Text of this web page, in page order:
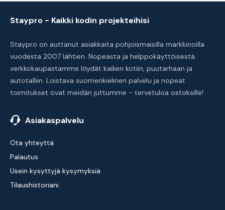
Staypro - Kaikki kodin projekteihisi
Staypro on auttanut asiakkaita pohjoismaisilla markkinoilla
vuodesta 2007 lähtien. Nopeasta ja helppokäyttöisestä
verkkokaupastamme löydät kaiken kotiin, puutarhaan ja
autotalliin. Loistava suomenkielinen palvelu ja nopeat
toimitukset ovat meidän juttumme - tervetuloa ostoksille!
Asiakaspalvelu
Ota yhteyttä
Palautus
Usein kysyttyjä kysymyksiä
Tilaushistoriani